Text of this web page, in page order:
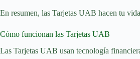
En resumen, las Tarjetas UAB hacen tu
Cómo funcionan las Tarjetas UAB
Las Tarjetas UAB usan tecnología